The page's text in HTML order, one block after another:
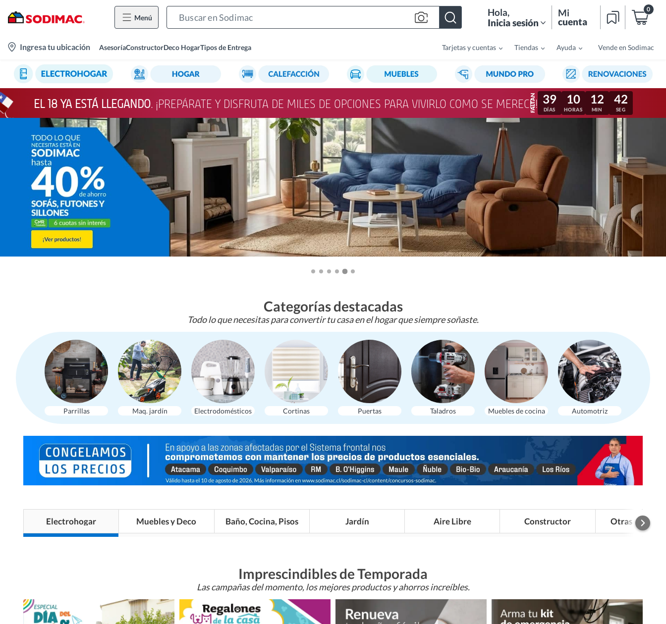
Menú Hola,
Inicia sesión
Mi
cuenta
0
location-
Ingresa tu ubicación AsesoríaConstructorDeco HogarTipos de Entrega Tarjetas y cuentas Tiendas Ayuda Vende en Sodimac
EL 18 YA ESTÁ LLEGANDO. ¡PREPÁRATE Y DISFRUTA DE MILES DE OPCIONES PARA VIVIRLO COMO SE MERECE! 39
DÍAS
10
HORAS
12
MIN
39
SEG
Categorías destacadas
Todo lo que necesitas para convertir tu casa en el hogar que siempre soñaste.
Parrillas Maq. jardín Electrodomésticos Cortinas Puertas Taladros Muebles de cocina Automotriz
Electrohogar Muebles y Deco Baño, Cocina, Pisos Jardín Aire Libre Constructor Otras
Imprescindibles de Temporada
Las campañas del momento, los mejores productos y ahorros increíbles.